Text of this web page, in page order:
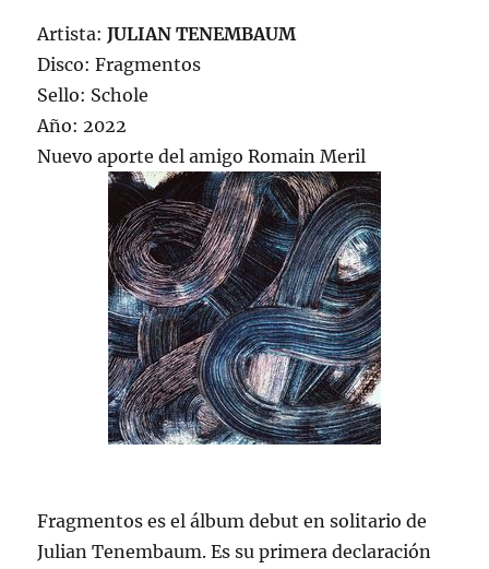
Artista:JULIAN TENEMBAUM
Disco: Fragmentos
Sello: Schole
Año: 2022
Nuevo aporte del amigo Romain Meril
Fragmentos es el álbum debut en solitario de
Julian Tenembaum. Es su primera declaración